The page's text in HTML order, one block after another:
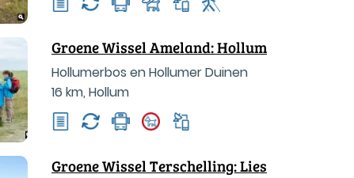
Groene Wissel Ameland: Hollum
Hollumerbos en Hollumer Duinen
16 km, Hollum
Groene Wissel Terschelling: Lies